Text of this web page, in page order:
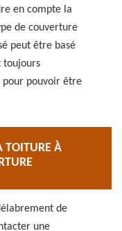
en compte la
de couverture
peut être basé
toujours
pour pouvoir être
TOITURE À
de
une